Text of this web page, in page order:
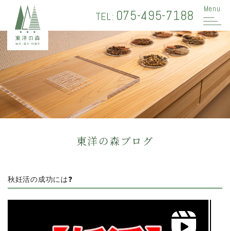
TEL: 075-495-7188 Menu
東洋の森ブログ
秋妊活の成功には❓